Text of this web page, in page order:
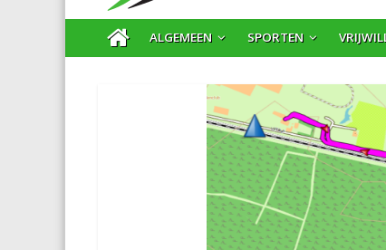
ALGEMEEN SPORTEN